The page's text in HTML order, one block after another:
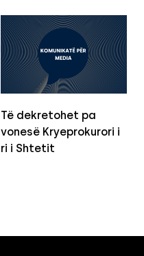
Të dekretohet pa
vonesë Kryeprokurori i
ri i Shtetit